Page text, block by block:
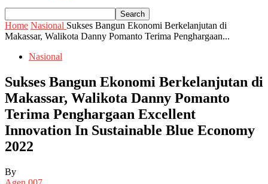
Home Nasional Sukses Bangun Ekonomi Berkelanjutan di
Makassar, Walikota Danny Pomanto Terima Penghargaan...
Nasional
Sukses Bangun Ekonomi Berkelanjutan di
Makassar, Walikota Danny Pomanto
Terima Penghargaan Excellent
Innovation In Sustainable Blue Economy
2022
By